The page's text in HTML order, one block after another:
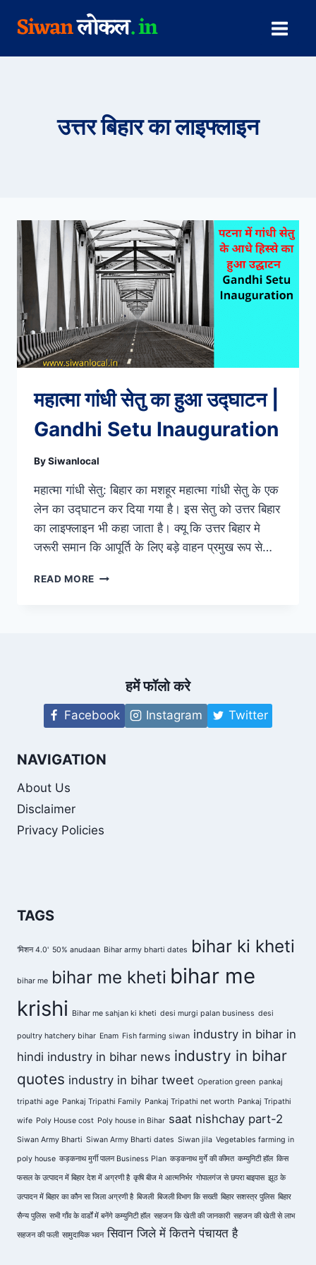
उत्तर बिहार का लाइफ्लाइन
महात्मा गांधी सेतु का हुआ उद्घाटन |
Gandhi Setu Inauguration
BySiwanlocal
महात्मा गांधी सेतु: बिहार का मशहूर महात्मा गांधी सेतु के एक
लेन का उद्घाटन कर दिया गया है। इस सेतु को उत्तर बिहार
का लाइफ्लाइन भी कहा जाता है। क्यू कि उत्तर बिहार मे
जरूरी समान कि आपूर्ति के लिए बड़े वाहन प्रमुख रूप से…
READ MORE महात्मा
GANDHI
INAUGURATION
हमें फॉलो करे
Facebook Instagram Twitter
NAVIGATION
About Us
Disclaimer
Privacy Policies
TAGS
'मिशन 4.0' 50% anudaan Bihar army bharti dates bihar ki kheti
bihar me bihar me kheti bihar me
krishi Bihar me sahjan ki kheti desi murgi palan business desi
poultry hatchery bihar Enam Fish farming siwan industry in bihar in
hindi industry in bihar news industry in bihar
quotes industry in bihar tweet Operation green pankaj
tripathi age Pankaj Tripathi Family Pankaj Tripathi net worth Pankaj Tripathi
wife Poly House cost Poly house in Bihar saat nishchay part-2
Siwan Army Bharti Siwan Army Bharti dates Siwan jila Vegetables farming in
poly house कड़कनाथ मुर्गी पालन Business Plan कड़कनाथ मुर्गे की कीमत कम्युनिटी हॉल किस
फसल के उत्पादन में बिहार देश में अग्रणी है कृषि बीज मे आत्मनिर्भर गोपालगंज से छपरा बाइपास झूठ के
उत्पादन में बिहार का कौन सा जिला अग्रणी है बिजली बिजली विभाग कि सख्ती बिहार सशस्त्र पुलिस बिहार
सैन्य पुलिस सभी गाँव के वार्डों में बनेंगे कम्युनिटी हॉल सहजन कि खेती की जानकारी सहजन की खेती से लाभ
सहजन की फली सामुदायिक भवन सिवान जिले में कितने पंचायत है